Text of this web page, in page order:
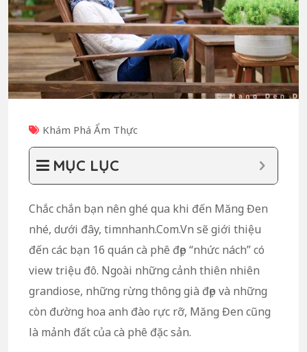
Khám Phá Ẩm Thực
MỤC LỤC
Chắc chắn bạn nên ghé qua khi đến Măng Đen
nhé, dưới đây, timnhanh.Com.Vn sẽ giới thiệu
đến các bạn 16 quán cà phê đẹp “nhức nách” có
view triệu đô. Ngoài những cảnh thiên nhiên
grandiose, những rừng thông già đẹp và những
còn đường hoa anh đào rực rỡ, Măng Đen cũng
là mảnh đất của cà phê đặc sản.